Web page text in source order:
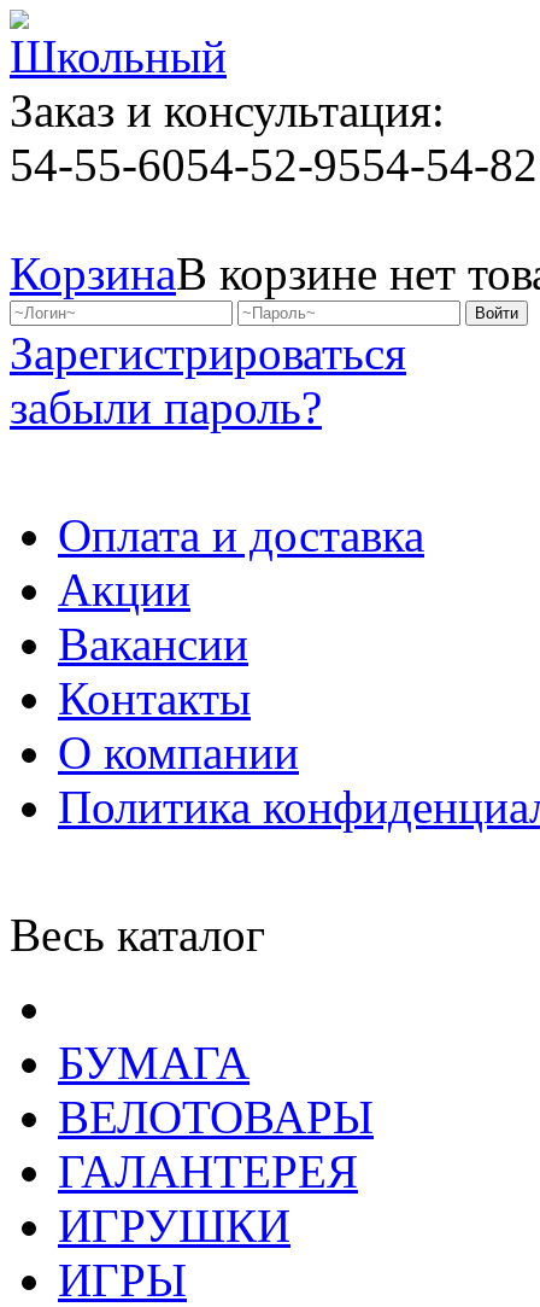
Заказ и консультация:
54-55-6054-52-9554-54-82
КорзинаВ корзине нет
Зарегистрироваться
забыли пароль?
Оплата и доставка
Акции
Вакансии
Контакты
О компании
Политика
Весь каталог
БУМАГА
ВЕЛОТОВАРЫ
ГАЛАНТЕРЕЯ
ИГРУШКИ
ИГРЫ